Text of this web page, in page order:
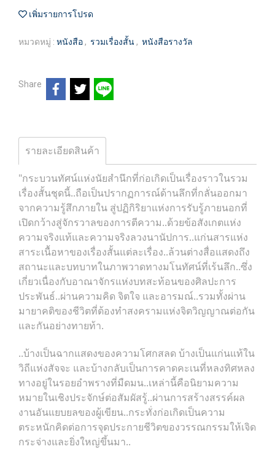
เพิ่มรายการโปรด
หมวดหมู่ : หนังสือ , รวมเรื่องสั้น , หนังสือรางวัล
Share
รายละเอียดสินค้า
"กระบวนทัศน์แห่งนัยสำนึกที่ก่อเกิดเป็นเรื่องราวในรวม
เรื่องสั้นชุดนี้..ถือเป็นปรากฏการณ์ด้านลึกที่กลั่นออกมา
จากความรู้สึกภายใน สู่ปฏิกิริยาแห่งการรับรู้ภายนอกที่
เปิดกว้างสู่จักรวาลของการตีความ..ด้วยข้อสังเกตแห่ง
ความจริงแท้และความจริงลวงนานัปการ..แก่นสารแห่ง
สาระเนื้อหาของเรื่องสั้นแต่ละเรื่อง..ล้วนต่างสื่อแสดงถึง
สถานะและบทบาทในภาพวาดทางมโนทัศน์ที่เร้นลึก..ซึ่ง
เกี่ยวเนื่องกับอาณาจักรแห่งบทสะท้อนของศิลปะการ
ประพันธ์..ผ่านความคิด จิตใจ และอารมณ์..รวมทั้งผ่าน
มายาคติของชีวิตที่ต้องทำสงครามแห่งจิตวิญญาณต่อกัน
และกันอย่างทายท้า.
..บ้างเป็นฉากแสดงของความโศกสลด บ้างเป็นแก่นแท้ใน
วิถีแห่งสัจจะ และบ้างกลับเป็นการคาดคะเนที่หลงทิศหลง
ทางอยู่ในรอยอำพรางที่มืดมน..เหล่านี้คือนิยามความ
หมายในเชิงประจักษ์ต่อสัมผัสรู้..ผ่านการสร้างสรรค์ผล
งานอันแยบยลของผู้เขียน..กระทั่งก่อเกิดเป็นความ
ตระหนักคิดต่อการจุดประกายชีวิตของวรรณกรรมให้เจิด
กระจ่างและยิ่งใหญ่ขึ้นมา..